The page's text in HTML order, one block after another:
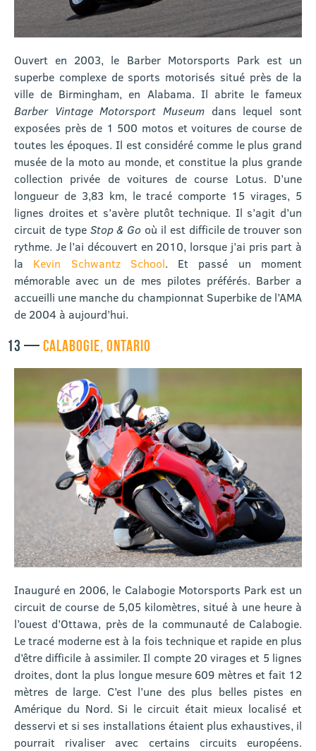
Ouvert en 2003, le Barber Motorsports Park est un
superbe complexe de sports motorisés situé près de la
ville de Birmingham, en Alabama. Il abrite le fameux
Barber Vintage Motorsport Museum dans lequel sont
exposées près de 1 500 motos et voitures de course de
toutes les époques. Il est considéré comme le plus grand
musée de la moto au monde, et constitue la plus grande
collection privée de voitures de course Lotus. D’une
longueur de 3,83 km, le tracé comporte 15 virages, 5
lignes droites et s’avère plutôt technique. Il s’agit d’un
circuit de type Stop & Go où il est difficile de trouver son
rythme. Je l’ai découvert en 2010, lorsque j’ai pris part à
la Kevin Schwantz School. Et passé un moment
mémorable avec un de mes pilotes préférés. Barber a
accueilli une manche du championnat Superbike de l’AMA
de 2004 à aujourd’hui.
13 — CALABOGIE, ONTARIO
Inauguré en 2006, le Calabogie Motorsports Park est un
circuit de course de 5,05 kilomètres, situé à une heure à
l’ouest d’Ottawa, près de la communauté de Calabogie.
Le tracé moderne est à la fois technique et rapide en plus
d’être difficile à assimiler. Il compte 20 virages et 5 lignes
droites, dont la plus longue mesure 609 mètres et fait 12
mètres de large. C’est l’une des plus belles pistes en
Amérique du Nord. Si le circuit était mieux localisé et
desservi et si ses installations étaient plus exhaustives, il
pourrait rivaliser avec certains circuits européens.